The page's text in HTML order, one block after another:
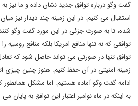
گفت وگو درباره توافق جدید نشان داده و ما نیز
استقبال می کنیم. در این زمینه چند دیدار نیز
شده، تا به صورت جزئی در این مورد گفت وگو کنند.
توافقی که نه تنها منافع امریکا بلکه منافع روسیه
توافق تنها در صورتی می تواند حاصل شود که
زمینه امنیتی در آن حفظ کنیم. هنوز چنین چیزی
ادامه گفت وگو آماده هستیم. اما مشکل همانطور
به اینکه در ماه نوامبر اعتبار این توافق به پایان